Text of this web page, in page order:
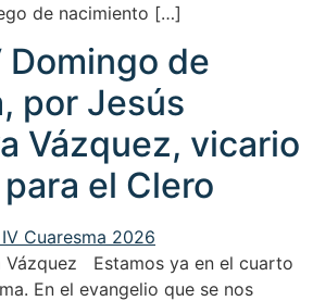
de nacimiento […]
Domingo de
por Jesús
Vázquez, vicario
el Clero
Vázquez Estamos ya en el cuarto
En el evangelio que se nos